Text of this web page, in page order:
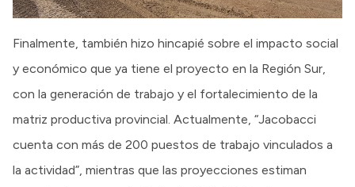
Finalmente, también hizo hincapié sobre el impacto social
y económico que ya tiene el proyecto en la Región Sur,
con la generación de trabajo y el fortalecimiento de la
matriz productiva provincial. Actualmente, “Jacobacci
cuenta con más de 200 puestos de trabajo vinculados a
la actividad”, mientras que las proyecciones estiman